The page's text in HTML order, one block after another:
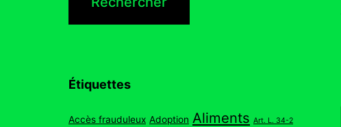
Étiquettes
Accès frauduleux Adoption Aliments Art. L. 34-2